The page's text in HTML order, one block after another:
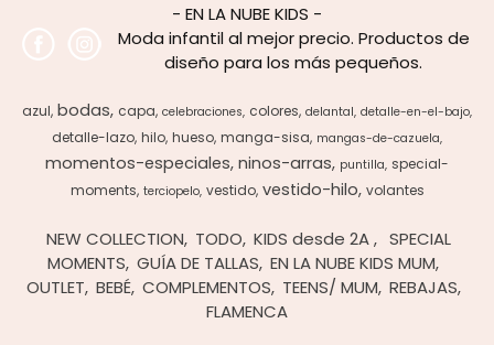
- EN LA NUBE KIDS -
Moda infantil al mejor precio. Productos de
diseño para los más pequeños.
azul bodas capa celebraciones colores delantal detalle-en-el-bajo
detalle-lazo hilo hueso manga-sisa mangas-de-cazuela
momentos-especiales ninos-arras puntilla special-
moments terciopelo vestido vestido-hilo volantes
NEW COLLECTION TODO KIDS desde 2A
SPECIAL
MOMENTS GUÍA DE TALLAS EN LA NUBE KIDS MUM
OUTLET BEBÉ COMPLEMENTOS TEENS/ MUM REBAJAS
FLAMENCA